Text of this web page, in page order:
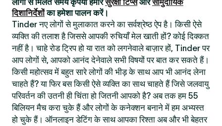
लोगों से मिलते समय कृपया हमारेसुरक्षा टिप्सऔरसामुदायिक
दिशानिर्देशोंका हमेशा पालन करें।
Tinder नए लोगों से मुलाकात करने का सर्वश्रेष्ठ ऐप है। किसी ऐसे
व्यक्ति की तलाश है जिससे आपकी रुचियाँ मेल खाती हों? कोई दिक्कत
नहीं है। चाहे रोड ट्रिप हो या रात को लगनेवाले बाज़ार हों, Tinder पर
आप लोगों से, आपको आनंद देनेवाले सभी विषयों पर बात कर सकते हैं।
किसी महोत्सव में बहुत सारे लोगों की भीड़ के साथ आप भी आनंद लेना
चाहते हैं? या फिर बस किसी ऐसे व्यक्ति का साथ चाहते हैं जिसे जलवायु
परिवर्तन की उतनी ही चिंता हो जितनी आपको है? अब तक हम 55
बिलियन मैच करा चुके हैं और लोगों के कनेक्शन बनाने में हम अभ्यस्त
हो चुके हैं। ऑनलाइन डेटिंग के साथ आपका रिश्ता अब और भी बेहतर